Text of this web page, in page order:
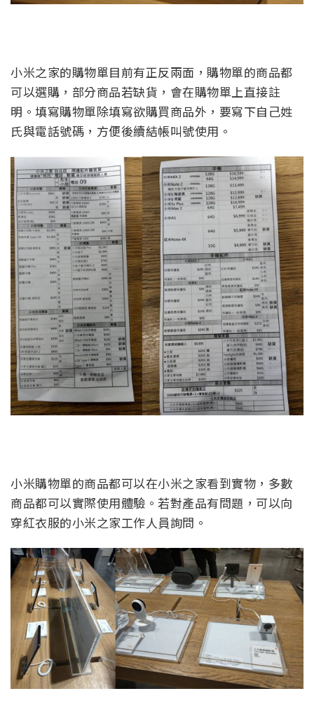
小米之家的購物單目前有正反兩面，購物單的商品都
可以選購，部分商品若缺貨，會在購物單上直接註
明。填寫購物單除填寫欲購買商品外，要寫下自己姓
氏與電話號碼，方便後續結帳叫號使用。
小米購物單的商品都可以在小米之家看到實物，多數
商品都可以實際使用體驗。若對產品有問題，可以向
穿紅衣服的小米之家工作人員詢問。